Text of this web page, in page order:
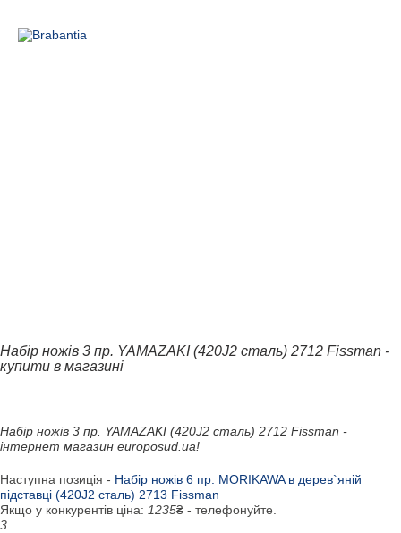
Набір ножів 3 пр. YAMAZAKI (420J2 сталь) 2712 Fissman -
купити в магазині
Набір ножів 3 пр. YAMAZAKI (420J2 сталь) 2712 Fissman -
інтернет магазин europosud.ua!
Наступна позиція - Набір ножів 6 пр. MORIKAWA в дерев`яній
підставці (420J2 сталь) 2713 Fissman
Якщо у конкурентів ціна: 1235₴ - телефонуйте.
3